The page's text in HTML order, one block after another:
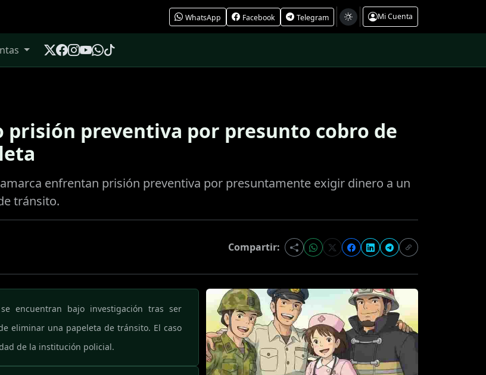
WhatsApp Facebook Telegram Mi Cuenta
prisión preventiva por presunto cobro de
enfrentan prisión preventiva por presuntamente exigir dinero a un
tránsito.
Compartir:
encuentran bajo investigación tras ser
eliminar una papeleta de tránsito. El caso
de la institución policial.